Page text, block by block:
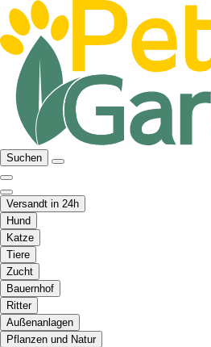
Suchen
Versandt in 24h
Hund
Katze
Tiere
Zucht
Bauernhof
Ritter
Außenanlagen
Pflanzen und Natur